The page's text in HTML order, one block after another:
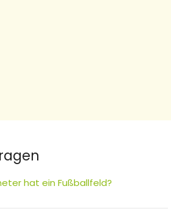
hat ein Fußballfeld?